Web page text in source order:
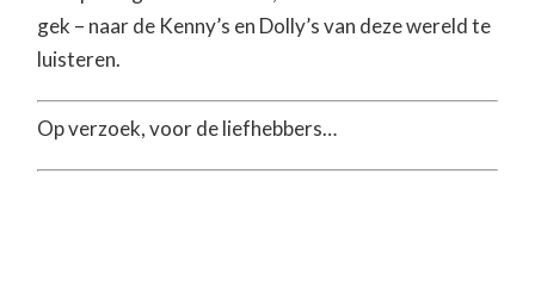
gek – naar de Kenny’s en Dolly’s van deze wereld te
luisteren.
Op verzoek, voor de liefhebbers…